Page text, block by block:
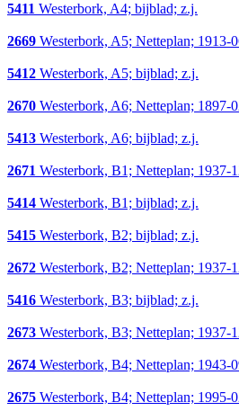
5411 Westerbork, A4; bijblad; z.j.
2669 Westerbork, A5; Netteplan; 1913-
5412 Westerbork, A5; bijblad; z.j.
2670 Westerbork, A6; Netteplan; 1897-
5413 Westerbork, A6; bijblad; z.j.
2671 Westerbork, B1; Netteplan; 1937-
5414 Westerbork, B1; bijblad; z.j.
5415 Westerbork, B2; bijblad; z.j.
2672 Westerbork, B2; Netteplan; 1937-
5416 Westerbork, B3; bijblad; z.j.
2673 Westerbork, B3; Netteplan; 1937-
2674 Westerbork, B4; Netteplan; 1943-
2675 Westerbork, B4; Netteplan; 1995-